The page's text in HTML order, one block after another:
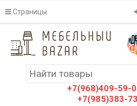
Страницы
+7(968)409-59-
+7(985)383-